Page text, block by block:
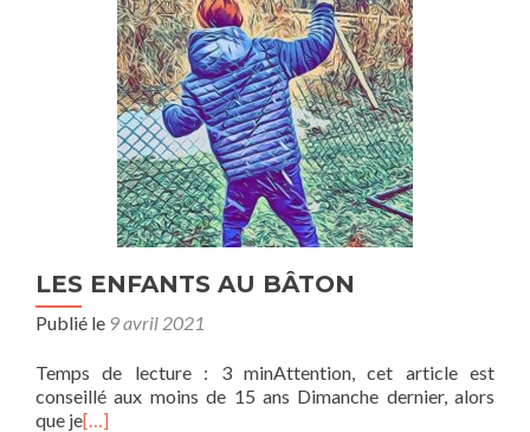
LES ENFANTS AU BÂTON
Publié le 9 avril 2021
Temps de lecture : 3 minAttention, cet article est
conseillé aux moins de 15 ans Dimanche dernier, alors
que je[…]